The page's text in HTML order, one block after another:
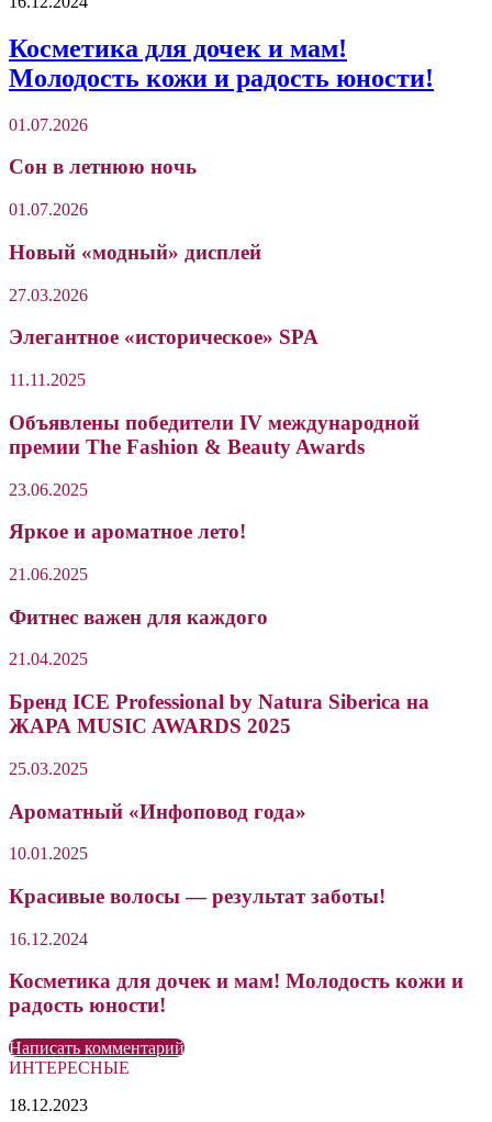
Косметика для дочек и мам!
Молодость кожи и радость юности!
01.07.2026
Сон в летнюю ночь
01.07.2026
Новый «модный» дисплей
27.03.2026
Элегантное «историческое» SPA
11.11.2025
Объявлены победители IV международной
премии The Fashion & Beauty Awards
23.06.2025
Яркое и ароматное лето!
21.06.2025
Фитнес важен для каждого
21.04.2025
Бренд ICE Professional by Natura Siberica на
ЖАРА MUSIC AWARDS 2025
25.03.2025
Ароматный «Инфоповод года»
10.01.2025
Красивые волосы — результат заботы!
16.12.2024
Косметика для дочек и мам! Молодость кожи и
радость юности!
Написать комментарий
ИНТЕРЕСНЫЕ
Более
18.12.2023